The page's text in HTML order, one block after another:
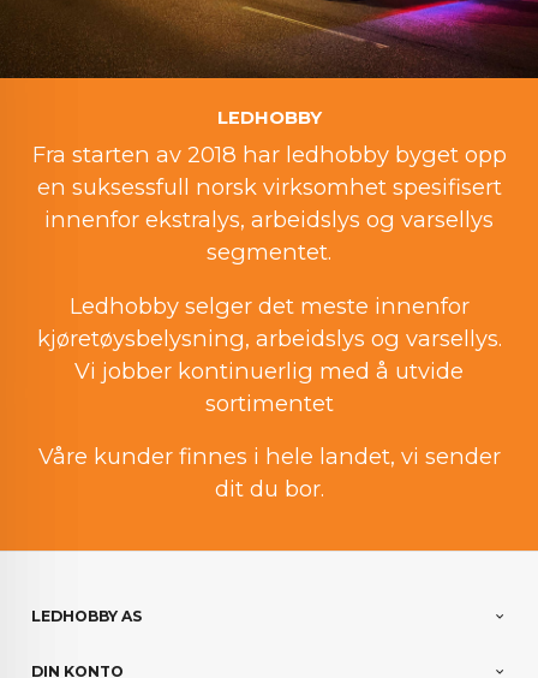
LEDHOBBY
Fra starten av 2018 har ledhobby byget opp
en suksessfull norsk virksomhet spesifisert
innenfor ekstralys, arbeidslys og varsellys
segmentet.
Ledhobby selger det meste innenfor
kjøretøysbelysning, arbeidslys og varsellys.
Vi jobber kontinuerlig med å utvide
sortimentet
Våre kunder finnes i hele landet, vi sender
dit du bor.
LEDHOBBY AS
DIN KONTO